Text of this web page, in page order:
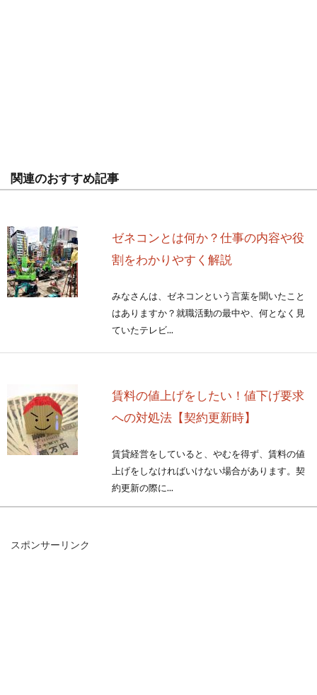
関連のおすすめ記事
ゼネコンとは何か？仕事の内容や役
割をわかりやすく解説
みなさんは、ゼネコンという言葉を聞いたこと
はありますか？就職活動の最中や、何となく見
ていたテレビ...
賃料の値上げをしたい！値下げ要求
への対処法【契約更新時】
賃貸経営をしていると、やむを得ず、賃料の値
上げをしなければいけない場合があります。契
約更新の際に...
スポンサーリンク